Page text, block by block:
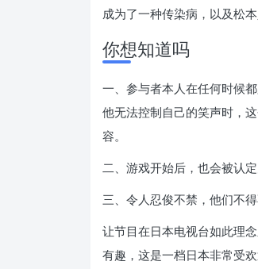
成为了一种传染病，以及松
你想知道吗
一、参与者本人在任何时候
他无法控制自己的笑声时，
容。
二、游戏开始后，也会被认
三、令人忍俊不禁，他们不
让节目在日本电视台如此理
有趣，这是一档日本非常受